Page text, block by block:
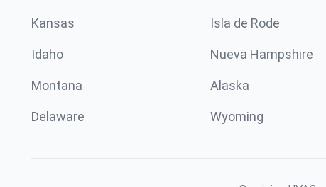
Kansas Isla de Rode
Idaho Nueva Hampshire
Montana Alaska
Delaware Wyoming